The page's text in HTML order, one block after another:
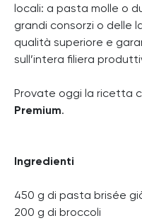
locali: a pasta molle o
grandi consorzi o delle
qualità superiore e
sull’intera filiera
Provate oggi la ricetta
Premium.
Ingredienti
450 g di pasta brisée
200 g di broccoli